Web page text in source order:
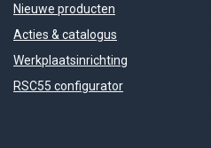
Nieuwe producten
Acties & catalogus
Werkplaatsinrichting
RSC55 configurator